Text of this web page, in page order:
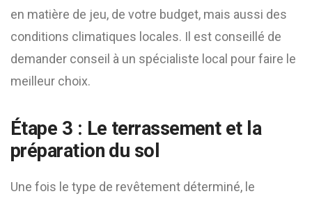
en matière de jeu, de votre budget, mais aussi des
conditions climatiques locales. Il est conseillé de
demander conseil à un spécialiste local pour faire le
meilleur choix.
Étape 3 : Le terrassement et la
préparation du sol
Une fois le type de revêtement déterminé, le